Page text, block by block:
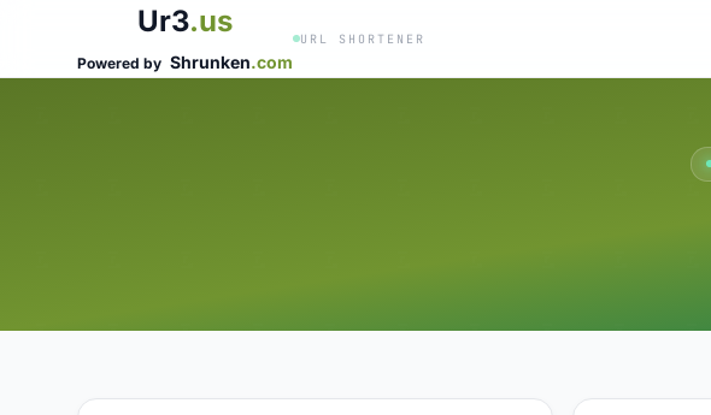
Ur3.us
Powered by Shrunken.com
URL SHORTENER